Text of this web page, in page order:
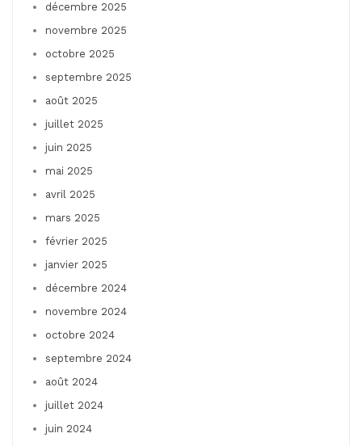
décembre 2025
novembre 2025
octobre 2025
septembre 2025
août 2025
juillet 2025
juin 2025
mai 2025
avril 2025
mars 2025
février 2025
janvier 2025
décembre 2024
novembre 2024
octobre 2024
septembre 2024
août 2024
juillet 2024
juin 2024